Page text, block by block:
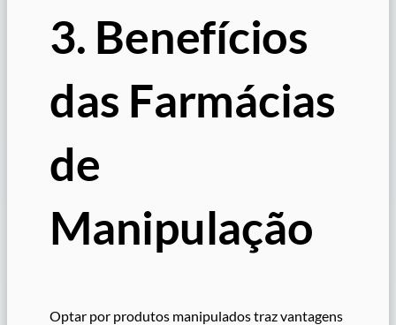
3. Benefícios
das Farmácias
de
Manipulação
Optar por produtos manipulados traz vantagens